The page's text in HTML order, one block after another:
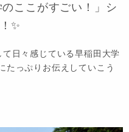
ここがすごい！」シ
✨
日々感じている早稲田大学
たっぷりお伝えしていこう